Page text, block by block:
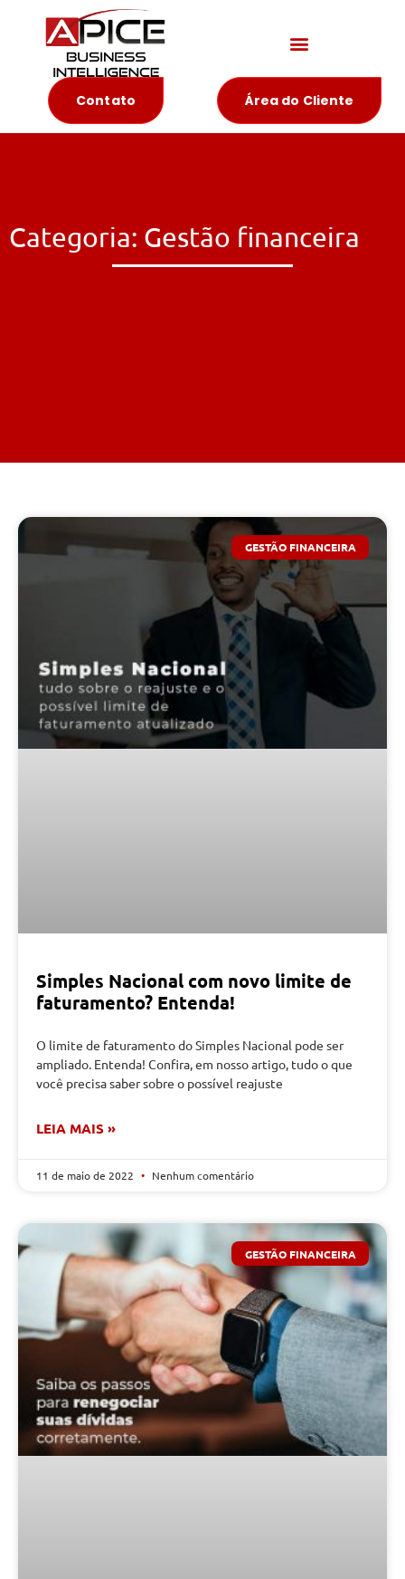
Contato Área do Cliente
Categoria: Gestão financeira
GESTÃO FINANCEIRA
Simples Nacional com novo limite de
faturamento? Entenda!
O limite de faturamento do Simples Nacional pode ser
ampliado. Entenda! Confira, em nosso artigo, tudo o que
você precisa saber sobre o possível reajuste
LEIA MAIS »
11 de maio de 2022 Nenhum comentário
GESTÃO FINANCEIRA